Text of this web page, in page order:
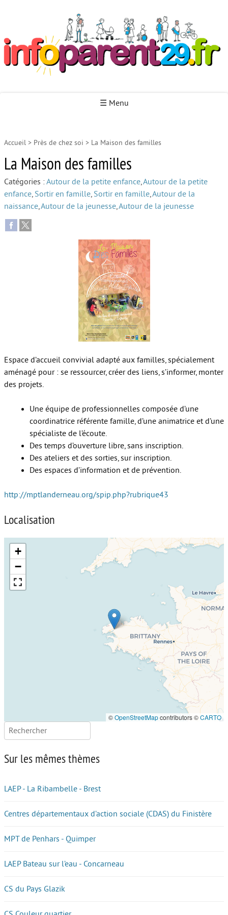
☰ Menu
Accueil
Autour de la naissance
Autour de la petite enfance
Autour de l’enfance
Autour de l’école
Protéger les enfants
Face au handicap
Face au deuil
Sortir en famille
Aide aux parents
Accueil > Près de chez soi > La Maison des familles
La Maison des familles
Catégories :Autour de la petite enfance,Autour de la petite
enfance, Sortir en famille, Sortir en famille,Autour de la
naissance,Autour de la jeunesse,Autour de la jeunesse
Espace d’accueil convivial adapté aux familles, spécialement
aménagé pour : se ressourcer, créer des liens, s’informer, monter
des projets.
Une équipe de professionnelles composée d’une
coordinatrice référente famille, d’une animatrice et d’une
spécialiste de l’écoute.
Des temps d’ouverture libre, sans inscription.
Des ateliers et des sorties, sur inscription.
Des espaces d’information et de prévention.
http://mptlanderneau.org/spip.php?rubrique43
Localisation
+
−
©OpenStreetMapcontributors ©CARTO
Rechercher :
Sur les mêmes thèmes
LAEP - La Ribambelle - Brest
Centres départementaux d’action sociale (CDAS) du Finistère
MPT de Penhars - Quimper
LAEP Bateau sur l’eau - Concarneau
CS du Pays Glazik